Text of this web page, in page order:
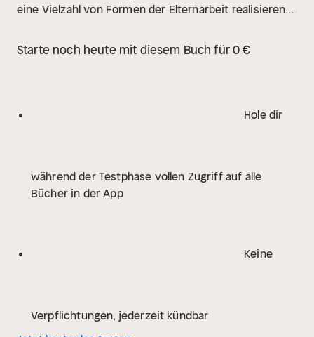
eine Vielzahl von Formen der Elternarbeit realisieren,
werden.
Das wichtigste Angebot für Familien sind
wird auf die Zusammenarbeit mit Familien mit
Starte noch heute mit diesem Buch für 0 €
Hole dir
während der Testphase vollen Zugriff auf alle
Bücher in der App
Keine
Verpflichtungen, jederzeit kündbar